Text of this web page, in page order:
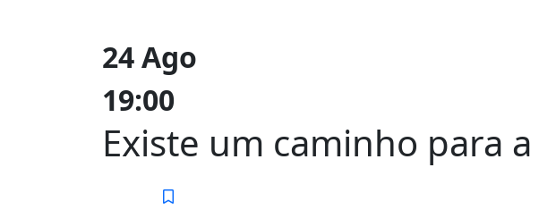
24 Ago
19:00
Existe um caminho para